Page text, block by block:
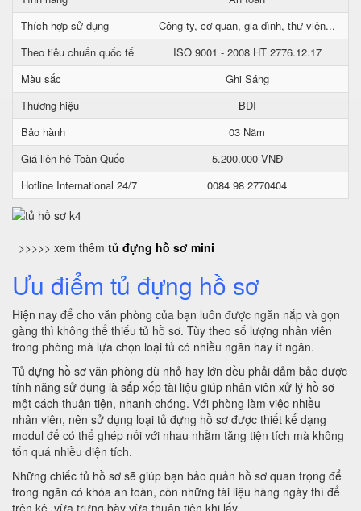
Thích hợp sử dụng
Công ty, cơ quan, gia đình, thư viện...
Theo tiêu chuẩn quốc tế
ISO 9001 - 2008 HT 2776.12.17
Màu sắc
Ghi Sáng
Thương hiệu
BDI
Bảo hành
03 Năm
Giá liên hệ Toàn Quốc
5.200.000 VNĐ
Hotline International 24/7
0084 98 2770404
>>>>> xem thêm tủ đựng hồ sơ mini
Ưu điểm tủ đựng hồ sơ
Hiện nay để cho văn phòng của bạn luôn được ngăn nắp và gọn
gàng thì không thể thiếu tủ hồ sơ. Tùy theo số lượng nhân viên
trong phòng mà lựa chọn loại tủ có nhiều ngăn hay ít ngăn.
Tủ đựng hồ sơ văn phòng dù nhỏ hay lớn đều phải đảm bảo được
tính năng sử dụng là sắp xếp tài liệu giúp nhân viên xử lý hồ sơ
một cách thuận tiện, nhanh chóng. Với phòng làm việc nhiều
nhân viên, nên sử dụng loại tủ đựng hồ sơ được thiết kế dạng
modul để có thể ghép nối với nhau nhằm tăng tiện tích mà không
tốn quá nhiều diện tích.
Những chiếc tủ hồ sơ sẽ giúp bạn bảo quản hồ sơ quan trọng để
trong ngăn có khóa an toàn, còn những tài liệu hàng ngày thì để
trên kệ, vừa trưng bày vừa thuận tiện khi lấy.